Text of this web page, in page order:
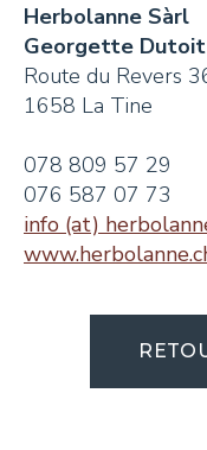
Herbolanne Sàrl
Georgette
Route du Revers
1658 La Tine
078 809 57 29
076 587 07 73
info (at)